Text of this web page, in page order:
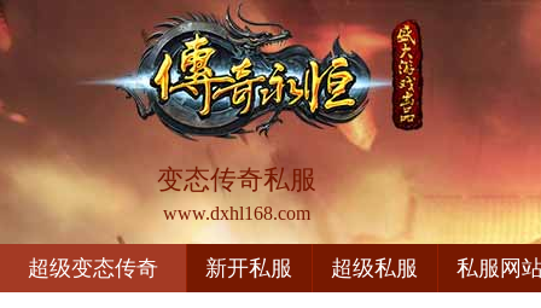
变态传奇私服
www.dxhl168.com
超级变态传奇 新开私服 超级私服 私服网